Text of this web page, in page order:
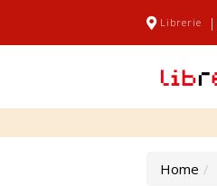
Librerie |
Home